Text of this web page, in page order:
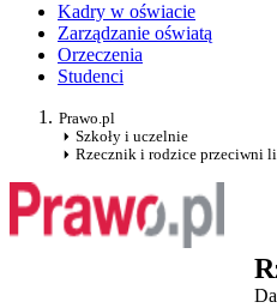
Kadry w oświacie
Zarządzanie oświatą
Orzeczenia
Studenci
Prawo.pl
Szkoły i uczelnie
Rzecznik i rodzice przeciwni